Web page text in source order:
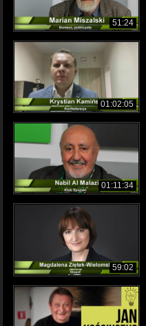
51:24
01:02:05
01:11:34
59:02